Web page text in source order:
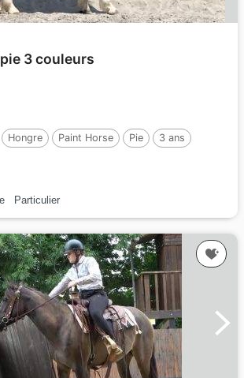
3 couleurs
Hongre Paint Horse Pie
3 ans
Particulier